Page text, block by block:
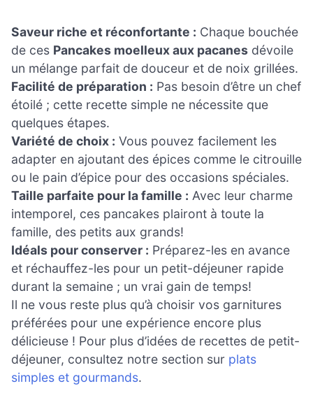
Saveur riche et réconfortante : Chaque bouchée
de ces Pancakes moelleux aux pacanes dévoile
un mélange parfait de douceur et de noix grillées.
Facilité de préparation : Pas besoin d’être un chef
étoilé ; cette recette simple ne nécessite que
quelques étapes.
Variété de choix : Vous pouvez facilement les
adapter en ajoutant des épices comme le citrouille
ou le pain d’épice pour des occasions spéciales.
Taille parfaite pour la famille : Avec leur charme
intemporel, ces pancakes plairont à toute la
famille, des petits aux grands!
Idéals pour conserver : Préparez-les en avance
et réchauffez-les pour un petit-déjeuner rapide
durant la semaine ; un vrai gain de temps!
Il ne vous reste plus qu’à choisir vos garnitures
préférées pour une expérience encore plus
délicieuse ! Pour plus d’idées de recettes de petit-
déjeuner, consultez notre section sur plats
simples et gourmands.